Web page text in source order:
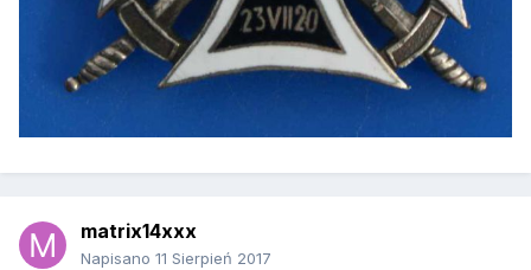
matrix14xxx
Napisano 11 Sierpień 2017